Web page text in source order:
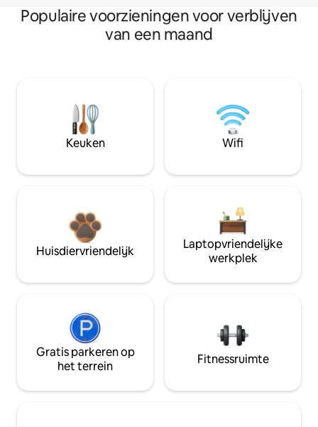
Populaire voorzieningen voor verblijven
van een maand
Keuken Wifi
Huisdiervriendelijk
Laptopvriendelijke
werkplek
Gratis parkeren op
het terrein
Fitnessruimte